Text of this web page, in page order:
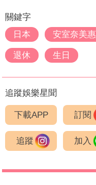
關鍵字
日本
安室奈美惠
退休 生日
追蹤娛樂星聞
下載APP 訂閱
追蹤 加入